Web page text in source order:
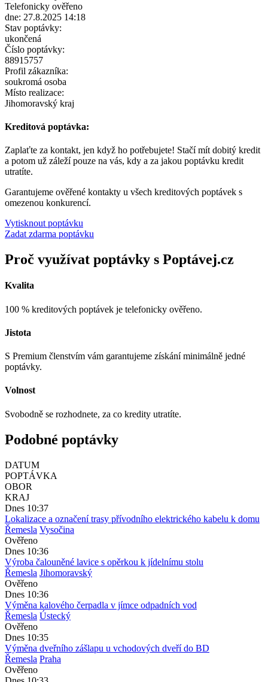
Telefonicky ověřeno
dne: 27.8.2025 14:18
Stav poptávky:
ukončená
Číslo poptávky:
88915757
Profil zákazníka:
soukromá osoba
Místo realizace:
Jihomoravský kraj
Kreditová poptávka:
Zaplaťte za kontakt, jen když ho potřebujete! Stačí mít dobitý kredit
a potom už záleží pouze na vás, kdy a za jakou poptávku kredit
utratíte.
Garantujeme ověřené kontakty u všech kreditových poptávek s
omezenou konkurencí.
Vytisknout poptávku
Zadat zdarma poptávku
Proč využívat poptávky s Poptávej.cz
Kvalita
100 % kreditových poptávek je telefonicky ověřeno.
Jistota
S Premium členstvím vám garantujeme získání minimálně jedné
poptávky.
Volnost
Svobodně se rozhodnete, za co kredity utratíte.
Podobné poptávky
DATUM
POPTÁVKA
OBOR
KRAJ
Dnes 10:37
Lokalizace a označení trasy přívodního elektrického kabelu k domu
Řemesla Vysočina
Ověřeno
Dnes 10:36
Výroba čalouněné lavice s opěrkou k jídelnímu stolu
Řemesla Jihomoravský
Ověřeno
Dnes 10:36
Výměna kalového čerpadla v jímce odpadních vod
Řemesla Ústecký
Ověřeno
Dnes 10:35
Výměna dveřního zášlapu u vchodových dveří do BD
Řemesla Praha
Ověřeno